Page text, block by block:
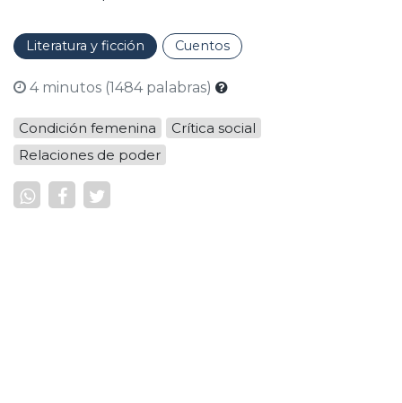
Literatura y ficción Cuentos
4 minutos (1484 palabras)
Condición femenina
Crítica social
Relaciones de poder